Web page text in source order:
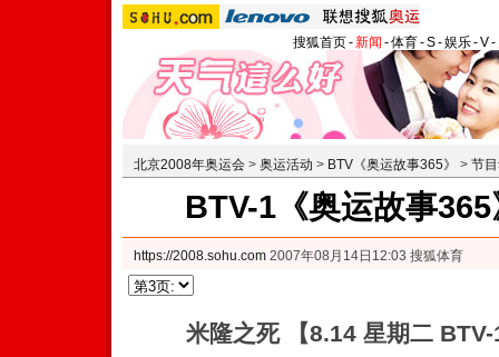
搜狐首页-新闻 -体育-S-娱乐-V-
北京2008年奥运会 > 奥运活动 > BTV《奥运故事365》 > 节
BTV-1《奥运故事
https://2008.sohu.com 2007年08月14日12:03 搜狐体育
米隆之死 【8.14 星期二